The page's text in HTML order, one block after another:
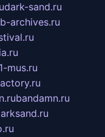
dark-sand.ru
archives.ru
1-mus.ru
bandamn.ru